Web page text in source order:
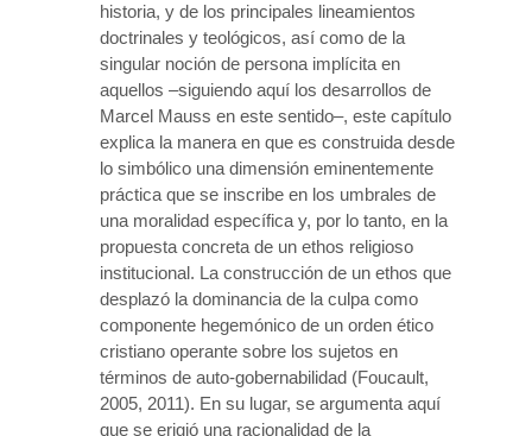
historia, y de los principales lineamientos
doctrinales y teológicos, así como de la
singular noción de persona implícita en
aquellos –siguiendo aquí los desarrollos de
Marcel Mauss en este sentido–, este capítulo
explica la manera en que es construida desde
lo simbólico una dimensión eminentemente
práctica que se inscribe en los umbrales de
una moralidad específica y, por lo tanto, en la
propuesta concreta de un ethos religioso
institucional. La construcción de un ethos que
desplazó la dominancia de la culpa como
componente hegemónico de un orden ético
cristiano operante sobre los sujetos en
términos de auto-gobernabilidad (Foucault,
2005, 2011). En su lugar, se argumenta aquí
que se erigió una racionalidad de la